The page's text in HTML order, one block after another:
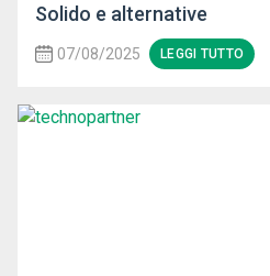
Solido e alternative
07/08/2025 LEGGI TUTTO